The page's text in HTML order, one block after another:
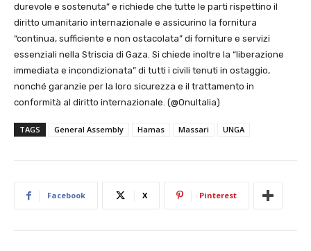
durevole e sostenuta” e richiede che tutte le parti rispettino il
diritto umanitario internazionale e assicurino la fornitura
“continua, sufficiente e non ostacolata” di forniture e servizi
essenziali nella Striscia di Gaza. Si chiede inoltre la “liberazione
immediata e incondizionata” di tutti i civili tenuti in ostaggio,
nonché garanzie per la loro sicurezza e il trattamento in
conformità al diritto internazionale. (@OnuItalia)
TAGS General Assembly Hamas Massari UNGA
Facebook X Pinterest